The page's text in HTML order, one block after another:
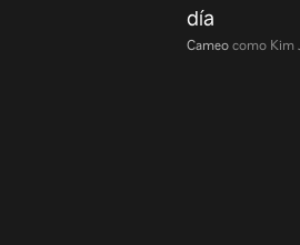
día
Cameocomo Kim